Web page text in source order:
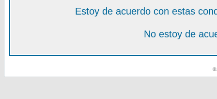
Estoy de acuerdo con estas
No estoy de
©